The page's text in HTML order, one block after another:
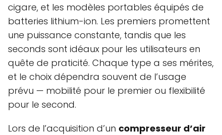
cigare, et les modèles portables équipés de
batteries lithium-ion. Les premiers promettent
une puissance constante, tandis que les
seconds sont idéaux pour les utilisateurs en
quête de praticité. Chaque type a ses mérites,
et le choix dépendra souvent de l’usage
prévu — mobilité pour le premier ou flexibilité
pour le second.
Lors de l’acquisition d’un compresseur d’air